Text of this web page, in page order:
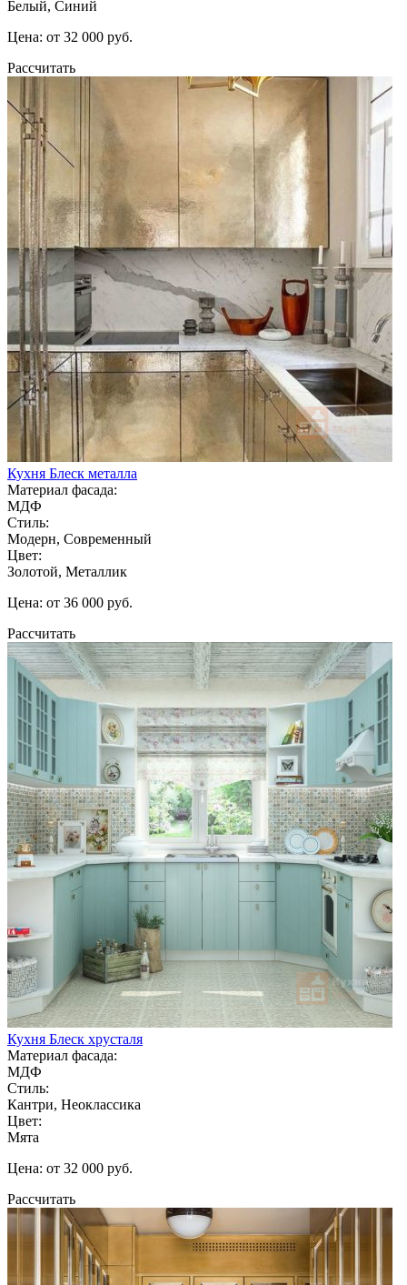
Белый, Синий
Цена: от 32 000 руб.
Рассчитать
Кухня Блеск металла
Материал фасада:
МДФ
Стиль:
Модерн, Современный
Цвет:
Золотой, Металлик
Цена: от 36 000 руб.
Рассчитать
Кухня Блеск хрусталя
Материал фасада:
МДФ
Стиль:
Кантри, Неоклассика
Цвет:
Мята
Цена: от 32 000 руб.
Рассчитать